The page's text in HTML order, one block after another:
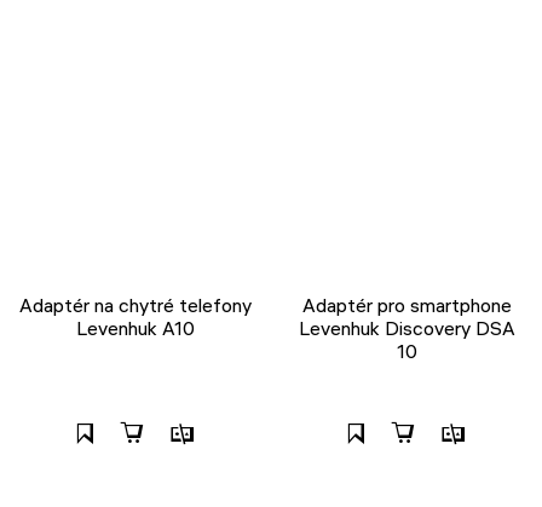
Adaptér na chytré telefony
Levenhuk A10
Adaptér pro smartphone
Levenhuk Discovery DSA
10